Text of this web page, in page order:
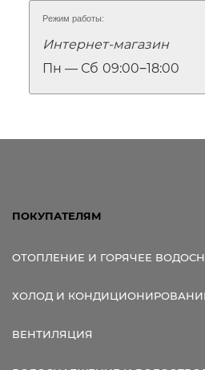
Режим работы:
Интернет-магазин
Пн — Сб 09:00‒18:00
ПОКУПАТЕЛЯМ
ОТОПЛЕНИЕ И ГОРЯЧЕЕ
ХОЛОД И
ВЕНТИЛЯЦИЯ